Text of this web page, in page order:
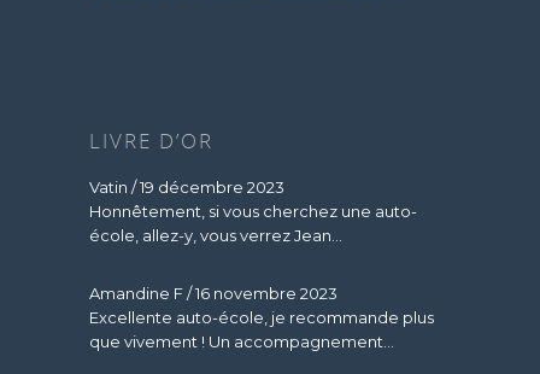
LIVRE D’OR
Vatin /19 décembre 2023
Honnêtement, si vous cherchez une auto-
école, allez-y, vous verrez Jean...
Amandine F/16 novembre 2023
Excellente auto-école, je recommande plus
que vivement ! Un accompagnement...